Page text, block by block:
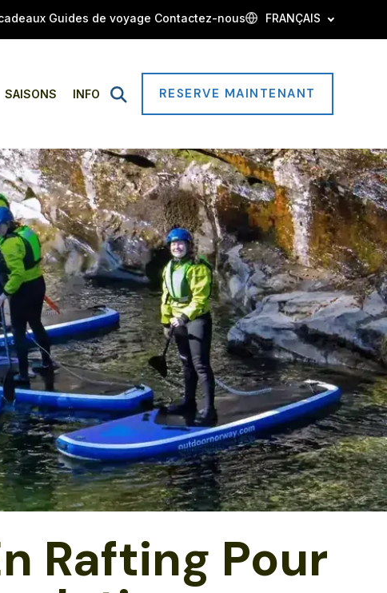
Guides de voyage Contactez-nous FRANÇAIS
SAISONS INFO
Open
Search
RESERVE MAINTENANT
Rafting Pour